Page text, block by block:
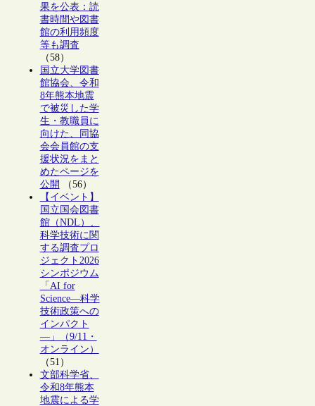
果を公表：読
書時間や図書
館の利用頻度
等も調査
（58）
国立大学図書
館協会、令和
8年熊本地震
で被災した学
生・教職員に
向けた、同協
会会員館の支
援状況をまと
めたページを
公開
（56）
【イベント】
国立国会図書
館（NDL）、
科学技術に関
する調査プロ
ジェクト2026
シンポジウム
「AI for
Science―科学
技術政策への
インパクト
―」（9/11・
オンライン）
（51）
文部科学省、
令和8年熊本
地震による学